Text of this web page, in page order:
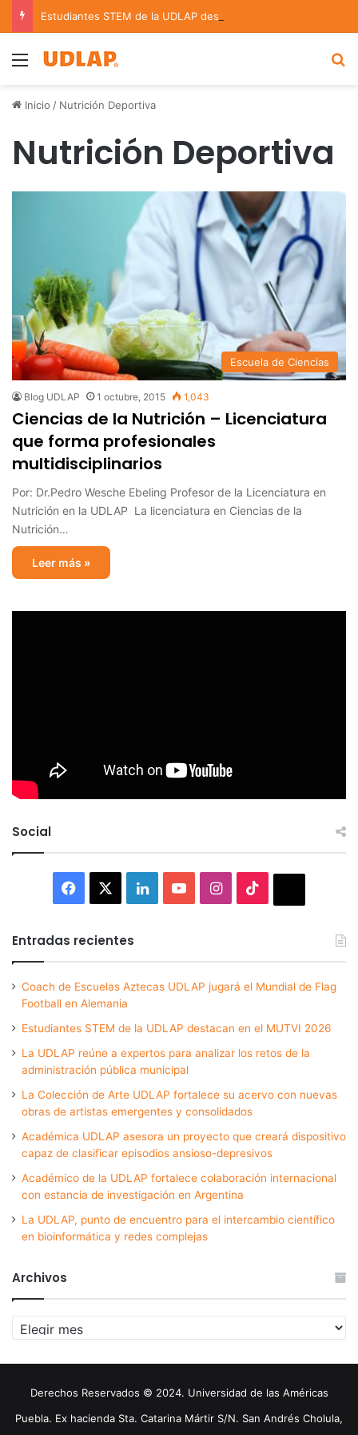
Menu
Inicio / Nutrición Deportiva
Nutrición Deportiva
Escuela de Ciencias
Blog UDLAP 1 octubre, 2015 1,043
Ciencias de la Nutrición – Licenciatura
que forma profesionales
multidisciplinarios
Por: Dr.Pedro Wesche Ebeling Profesor de la Licenciatura en
Nutrición en la UDLAP La licenciatura en Ciencias de la
Nutrición…
Leer más »
Social
Facebook LinkedInYouTubeInstagram
Entradas recientes
Coach de Escuelas Aztecas UDLAP jugará el Mundial de Flag
Football en Alemania
Estudiantes STEM de la UDLAP destacan en el MUTVI 2026
La UDLAP reúne a expertos para analizar los retos de la
administración pública municipal
La Colección de Arte UDLAP fortalece su acervo con nuevas
obras de artistas emergentes y consolidados
Académica UDLAP asesora un proyecto que creará dispositivo
capaz de clasificar episodios ansioso-depresivos
Académico de la UDLAP fortalece colaboración internacional
con estancia de investigación en Argentina
La UDLAP, punto de encuentro para el intercambio científico
en bioinformática y redes complejas
Archivos
Archivos
Derechos Reservados © 2024. Universidad de las Américas
Puebla. Ex hacienda Sta. Catarina Mártir S/N. San Andrés Cholula,